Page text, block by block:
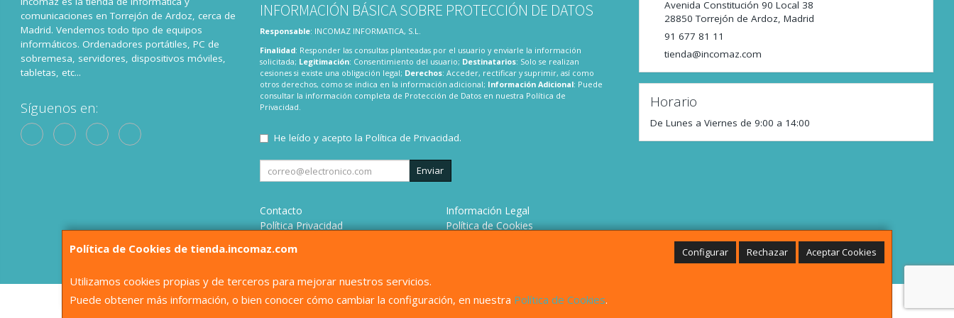
Política de Cookies de tienda.incomaz.com Configurar Rechazar Aceptar Cookies
Utilizamos cookies propias y de terceros para mejorar nuestros servicios.
Puede obtener más información, o bien conocer cómo cambiar la configuración, en nuestra Política de Cookies.
comunicaciones en Torrejón de Ardoz, cerca de
Madrid. Vendemos todo tipo de equipos
informáticos. Ordenadores portátiles, PC de
sobremesa, servidores, dispositivos móviles,
tabletas, etc...
Síguenos en:
INFORMACIÓN BÁSICA SOBRE PROTECCIÓN DE DATOS
Responsable: INCOMAZ INFORMATICA, S.L.
Finalidad: Responder las consultas planteadas por el usuario y enviarle la información
solicitada; Legitimación: Consentimiento del usuario; Destinatarios: Solo se realizan
cesiones si existe una obligación legal; Derechos: Acceder, rectificar y suprimir, así como
otros derechos, como se indica en la información adicional; Información Adicional: Puede
consultar la información completa de Protección de Datos en nuestra Política de
Privacidad
He leído y acepto la Política de Privacidad.
Enviar
Contacto
Información Legal
Política Privacidad
Política de Cookies
¿Quienes Somos?
Avenida Constitución 90 Local 38
28850 Torrejón de Ardoz, Madrid
91 677 81 11
tienda@incomaz.com
Horario
De Lunes a Viernes de 9:00 a 14:00
, , , , España. - C.I.F.: B82680158 - Tfno: